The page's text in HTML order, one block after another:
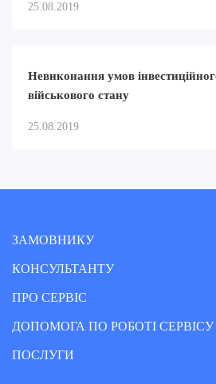
25.08.2019
Невиконання умов
військового стану
25.08.2019
ЗАМОВНИКУ
КОНСУЛЬТАНТУ
ПРО СЕРВІС
ДОПОМОГА ПО РОБОТІ СЕРВІСУ
ПОСЛУГИ